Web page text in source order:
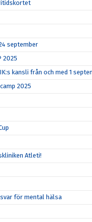
september
2025
kansli från och med 1
2025
Atleti!
för mental hälsa